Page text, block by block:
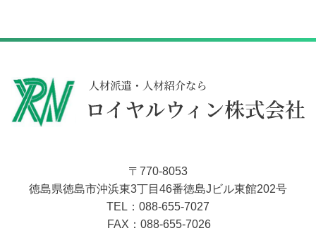
〒770-8053
徳島県徳島市沖浜東3丁目46番徳島Jビル東館202号
TEL：088-655-7027
FAX：088-655-7026